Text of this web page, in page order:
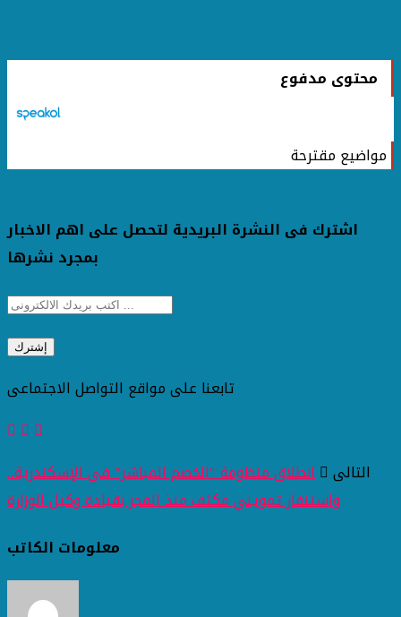
محتوى مدفوع
مواضيع مقترحة
اشترك فى النشرة البريدية لتحصل على اهم الاخبار
بمجرد نشرها
تابعنا على مواقع التواصل الاجتماعى
التالى
انطلاق منظومة "الخصم المباشر" في الإسكندرية..
واستنفار تمويني مكثف منذ الفجر بقيادة وكيل الوزارة
معلومات الكاتب